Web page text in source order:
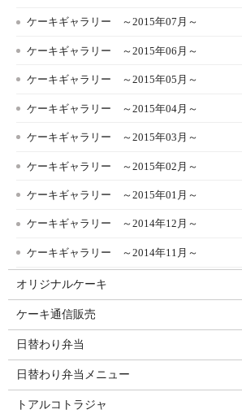
ケーキギャラリー ～2015年07月～
ケーキギャラリー ～2015年06月～
ケーキギャラリー ～2015年05月～
ケーキギャラリー ～2015年04月～
ケーキギャラリー ～2015年03月～
ケーキギャラリー ～2015年02月～
ケーキギャラリー ～2015年01月～
ケーキギャラリー ～2014年12月～
ケーキギャラリー ～2014年11月～
オリジナルケーキ
ケーキ通信販売
日替わり弁当
日替わり弁当メニュー
トアルコトラジャ